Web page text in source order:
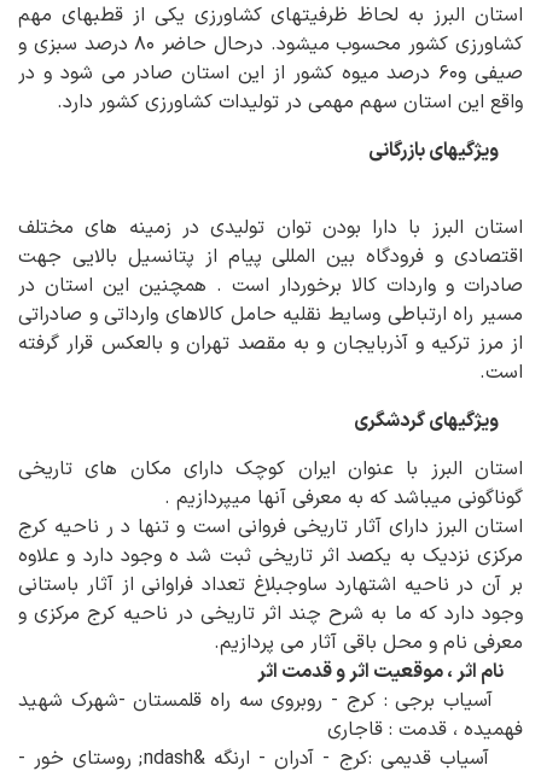
استان البرز به لحاظ ظرفیتهای کشاورزی یکی از قطبهای مهم
کشاورزی کشور محسوب میشود. درحال حاضر ۸۰ درصد سبزی و
صیفی و۶٠ درصد میوه کشور از این استان صادر می شود و در
واقع این استان سهم مهمی در تولیدات کشاورزی کشور دارد.
ویژگیهای بازرگانی
استان البرز با دارا بودن توان تولیدی در زمینه های مختلف
اقتصادی و فرودگاه بین المللی پیام از پتانسیل بالایی جهت
صادرات و واردات کالا برخوردار است . همچنین این استان در
مسیر راه ارتباطی وسایط نقلیه حامل کالاهای وارداتی و صادراتی
از مرز ترکیه و آذربایجان و به مقصد تهران و بالعکس قرار گرفته
است.
ویژگیهای گردشگری
استان البرز با عنوان ایران کوچک دارای مکان های تاریخی
گوناگونی میباشد که به معرفی آنها میپردازیم .
استان البرز دارای آثار تاریخی فروانی است و تنها د ر ناحیه کرج
مرکزی نزدیک به یکصد اثر تاریخی ثبت شد ه وجود دارد و علاوه
بر آن در ناحیه اشتهارد ساوجبلاغ تعداد فراوانی از آثار باستانی
وجود دارد که ما به شرح چند اثر تاریخی در ناحیه کرج مرکزی و
معرفی نام و محل باقی آثار می پردازیم.
نام اثر ، موقعیت اثر و قدمت اثر
آسیاب برجی : کرج - روبروی سه راه قلمستان -شهرک شهید
فهمیده ، قدمت : قاجاری
آسیاب قدیمی :کرج - آدران - ارنگه &ndash; روستای خور -